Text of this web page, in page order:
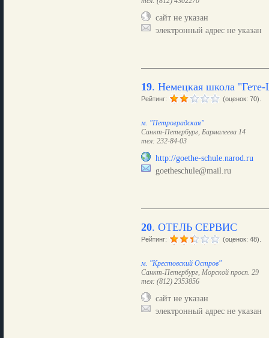
сайт не указан
электронный адрес не указан
19. Немецкая школа
Рейтинг: (оценок: 70).
м. "Петроградская"
Санкт-Петербург, Бармалеева 14
тел: 232-84-03
http://goethe-schule.narod.ru
goetheschule@mail.ru
20. ОТЕЛЬ СЕРВИС
Рейтинг: (оценок: 48).
м. "Крестовский Остров"
Санкт-Петербург, Морской просп. 29
тел: (812) 2353856
сайт не указан
электронный адрес не указан